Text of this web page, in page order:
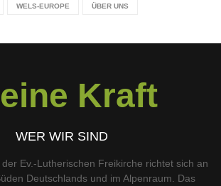
WELS-EUROPE ÜBER UNS
Kraft
WER WIR SIND
Ev.-Lutherischen Freikirche richtet sich an
Deutschlands und im Alpenraum. Das